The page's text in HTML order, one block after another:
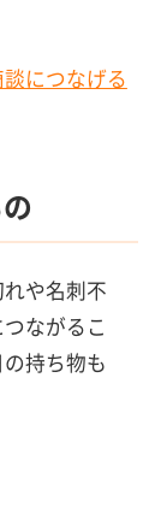
につなげる
や名刺不
ながるこ
持ち物も